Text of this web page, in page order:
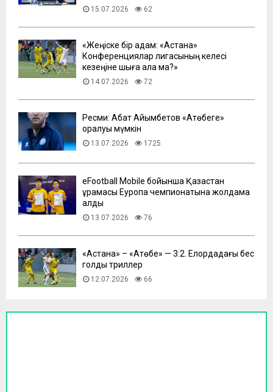
15.07.2026 62
«Жеңіске бір қадам: «Астана»
Конференциялар лигасының келесі
кезеңіне шыға ала ма?»
14.07.2026 72
Ресми: Абат Айымбетов «Ақтөбеге»
оралуы мүмкін
13.07.2026 1725
eFootball Mobile бойынша Қазақстан
құрамасы Еуропа чемпионатына жолдама
алды
13.07.2026 76
​«Астана» – «Ақтөбе» — 3:2. Елордадағы бес
голдық триллер
12.07.2026 66